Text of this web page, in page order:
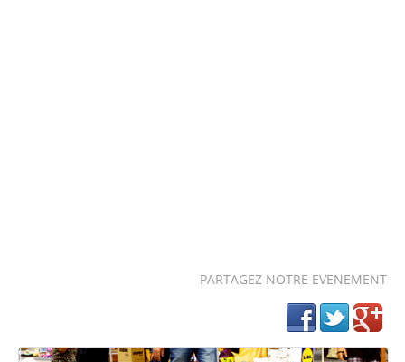
PARTAGEZ NOTRE EVENEMENT